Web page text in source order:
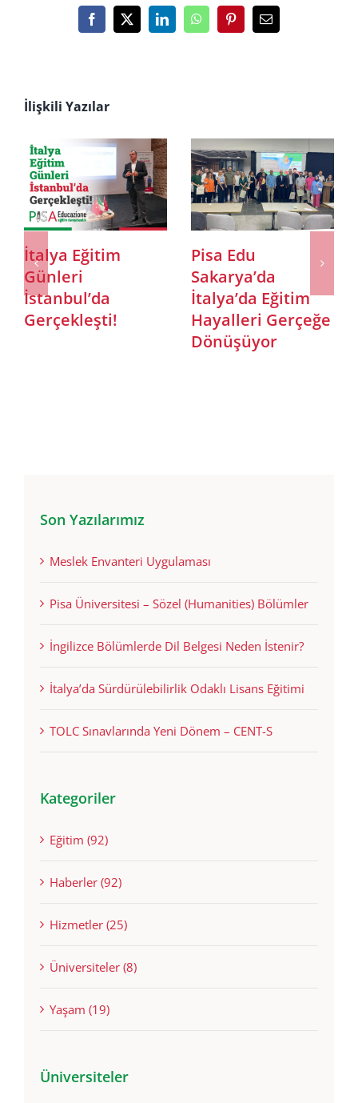
Facebook
X LinkedInWhatsAppPinterest
E-
posta
İlişkili Yazılar
Invest Italy olarak
Roma’da
düzenlenen 4.
İtalya – Türkiye İş
Adana’da
“İtalya’da Eğitim
Fırsatları”
Semineri: Pisa
Edu’dan Gençlere
Son Yazılarımız
Meslek Envanteri Uygulaması
Pisa Üniversitesi – Sözel (Humanities) Bölümler
İngilizce Bölümlerde Dil Belgesi Neden İstenir?
İtalya’da Sürdürülebilirlik Odaklı Lisans Eğitimi
Kategoriler
Eğitim (92)
Haberler (92)
Hizmetler (25)
Üniversiteler (8)